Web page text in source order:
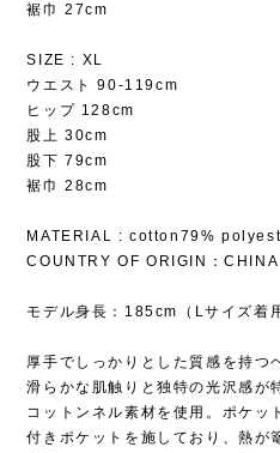
裾巾 27cm
SIZE : XL
ウエスト 90-119cm
ヒップ 128cm
股上 30cm
股下 79cm
裾巾 28cm
MATERIAL : cotton79%
COUNTRY OF ORIGIN：CHINA
モデル身長：185cm（Lサイズ着
厚手でしっかりとした質感を持つ
滑らかな肌触りと独特の光沢感が
コットンネル素材を使用。ポケッ
付きポケットを施しており、熱が